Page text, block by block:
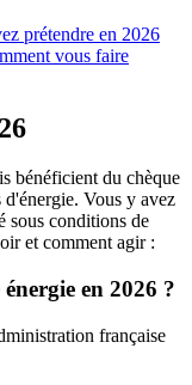
prétendre en 2026
vous faire
bénéficient du chèque
d'énergie. Vous y avez
sous conditions de
et comment agir :
en 2026 ?
française